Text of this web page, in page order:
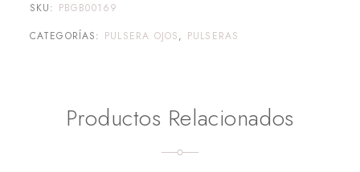
SKU: PBGB00169
CATEGORÍAS: PULSERA OJOS, PULSERAS
Productos Relacionados